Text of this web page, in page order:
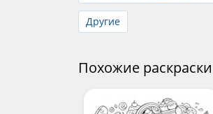
Другие
Похожие раскраски